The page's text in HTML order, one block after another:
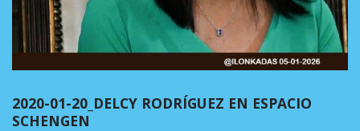
2020-01-20_DELCY RODRÍGUEZ EN ESPACIO
SCHENGEN